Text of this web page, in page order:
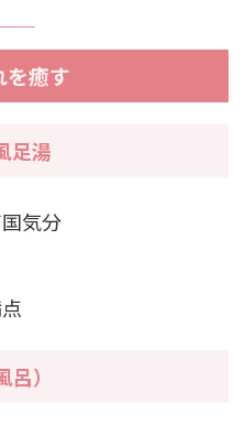
を癒す
足湯
気分
）